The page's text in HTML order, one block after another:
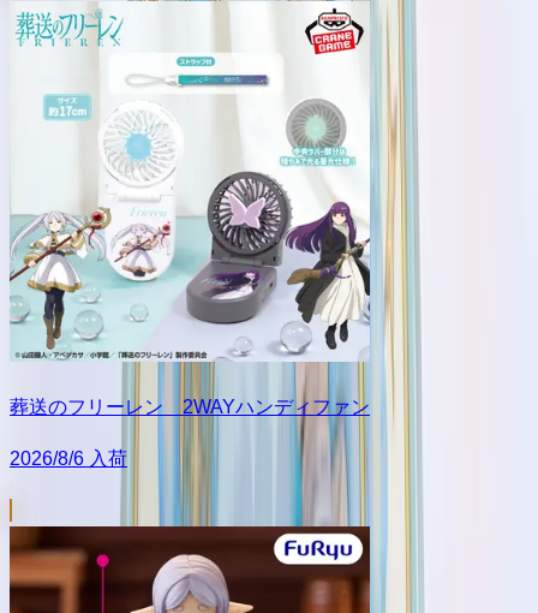
葬送のフリーレン 2WAYハンディファン
2026/8/6 入荷